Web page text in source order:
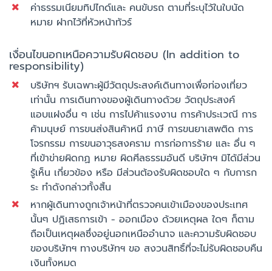
ค่าธรรมเนียมทิปไกด์และ คนขับรถ ตามที่ระบุไว้ในใบนัด
หมาย ฝากไว้ที่หัวหน้าทัวร์
เงื่อนไขนอกเหนือความรับผิดชอบ (In addition to
responsibility)
บริษัทฯ รับเฉพาะผู้มีวัตถุประสงค์เดินทางเพื่อท่องเที่ยว
เท่านั้น การเดินทางของผู้เดินทางด้วย วัตถุประสงค์
แอบแฝงอื่น ๆ เช่น การไปค้าแรงงาน การค้าประเวณี การ
ค้ามนุษย์ การขนส่งสินค้าหนี ภาษี การขนยาเสพติด การ
โจรกรรม การขนอาวุธสงคราม การก่อการร้าย และ อื่น ๆ
ที่เข้าข่ายผิดกฏ หมาย ผิดศีลธรรมอันดี บริษัทฯ มิได้มีส่วน
รู้เห็น เกี่ยวข้อง หรือ มีส่วนต้องรับผิดชอบใด ๆ กับการก
ระ ทำดังกล่าวทั้งสิ้น
หากผู้เดินทางถูกเจ้าหน้าที่ตรวจคนเข้าเมืองของประเทศ
นั้นๆ ปฏิเสธการเข้า - ออกเมือง ด้วยเหตุผล ใดๆ ก็ตาม
ถือเป็นเหตุผลซึ่งอยู่นอกเหนืออำนาจ และความรับผิดชอบ
ของบริษัทฯ ทางบริษัทฯ ขอ สงวนสิทธิ์ที่จะไม่รับผิดชอบคืน
เงินทั้งหมด